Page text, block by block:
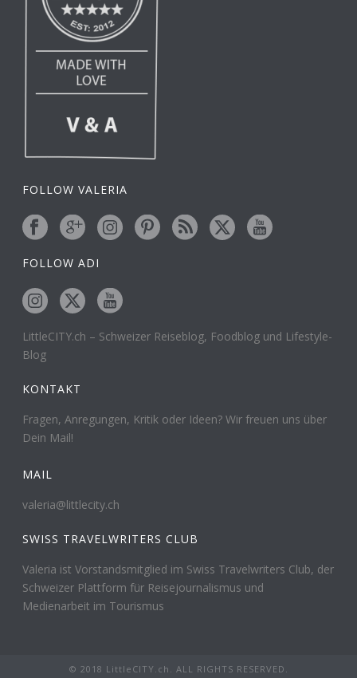
FOLLOW VALERIA
FOLLOW ADI
LittleCITY.ch – Schweizer Reiseblog, Foodblog und Lifestyle-
Blog
KONTAKT
Fragen, Anregungen, Kritik oder Ideen? Wir freuen uns über
Dein Mail!
MAIL
valeria@littlecity.ch
SWISS TRAVELWRITERS CLUB
Valeria ist Vorstandsmitglied im Swiss Travelwriters Club, der
Schweizer Plattform für Reisejournalismus und
Medienarbeit im Tourismus
© 2018 LittleCITY.ch. ALL RIGHTS RESERVED.